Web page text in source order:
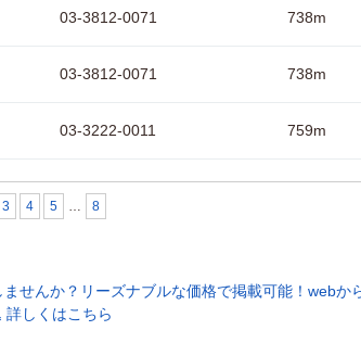
03-3812-0071 738m
03-3812-0071 738m
03-3222-0011 759m
3 4 5 … 8